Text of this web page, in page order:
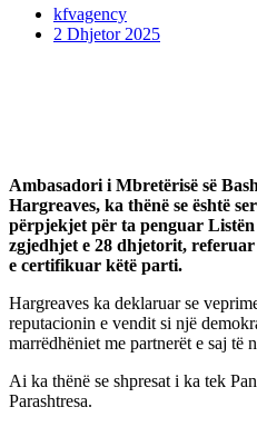
kfvagency
2 Dhjetor 2025
Ambasadori i Mbretërisë së
Hargreaves, ka thënë se është
përpjekjet për ta penguar Listën
zgjedhjet e 28 dhjetorit,
e certifikuar këtë parti.
Hargreaves ka deklaruar se
reputacionin e vendit si një
marrëdhëniet me partnerët e saj të
Ai ka thënë se shpresat i ka tek
Parashtresa.